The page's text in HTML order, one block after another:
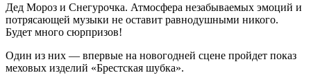
Дед Мороз и Снегурочка. Атмосфера незабываемых эмоций и
потрясающей музыки не оставит равнодушными никого.
Будет много сюрпризов!
Один из них — впервые на новогодней сцене пройдет показ
меховых изделий «Брестская шубка».